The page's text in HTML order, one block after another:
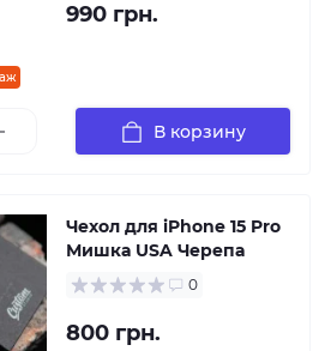
990 грн.
В корзину
Чехол для iPhone 15 Pro
Мишка USA Черепа
0
800 грн.